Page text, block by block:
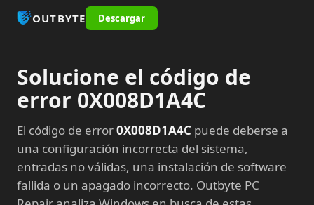
OUTBYTE Descargar
Solucione el código de
error 0X008D1A4C
El código de error0X008D1A4C puede deberse a
una configuración incorrecta del sistema,
entradas no válidas, una instalación de software
fallida o un apagado incorrecto. Outbyte PC